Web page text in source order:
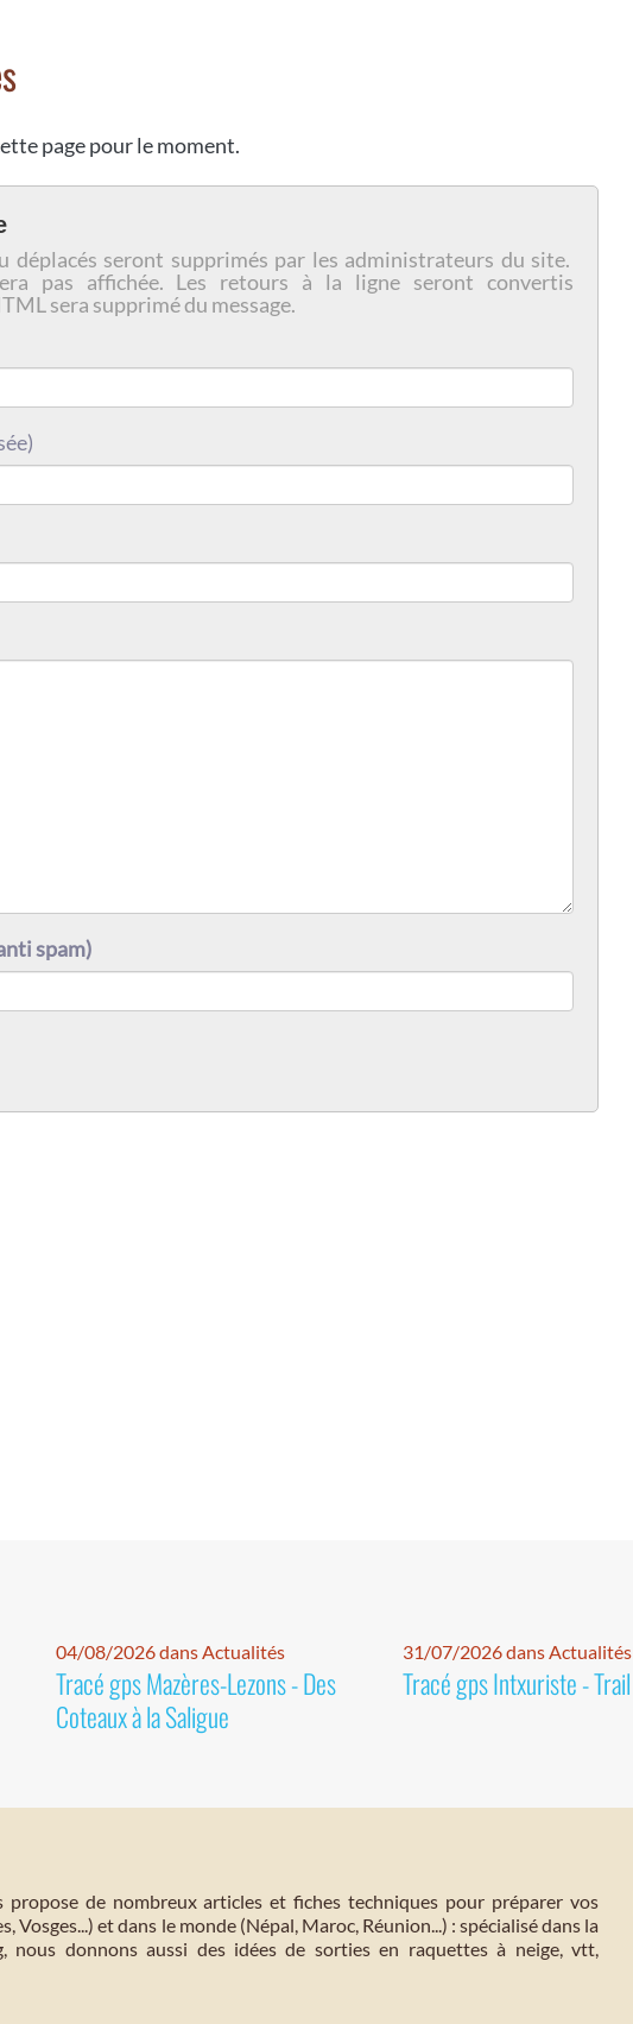
page pour le moment.
déplacés seront supprimés par les administrateurs du site.
pas affichée. Les retours à la ligne seront convertis
sera supprimé du message.
spam)
04/08/2026 dans Actualités
Tracé gps Mazères-Lezons - Des
Coteaux à la Saligue
31/07/2026 dans Actualités
Tracé gps Intxuriste - Trail
propose de nombreux articles et fiches techniques pour préparer vos
Vosges...) et dans le monde (Népal, Maroc, Réunion...) : spécialisé dans la
nous donnons aussi des idées de sorties en raquettes à neige, vtt,